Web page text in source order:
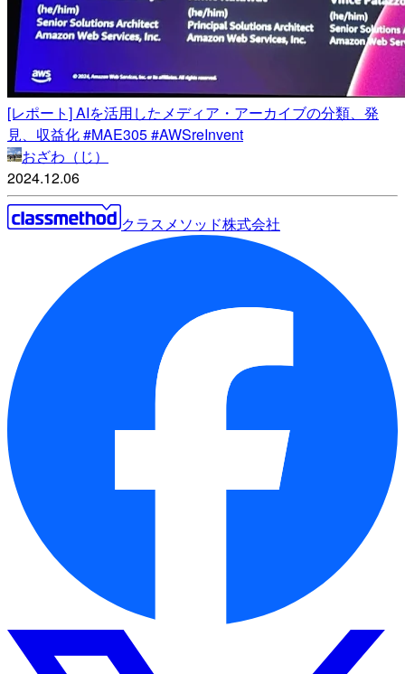
[レポート] AIを活用したメディア・アーカイブの分類、発
見、収益化 #MAE305 #AWSreInvent
おざわ（じ）
2024.12.06
クラスメソッド株式会社